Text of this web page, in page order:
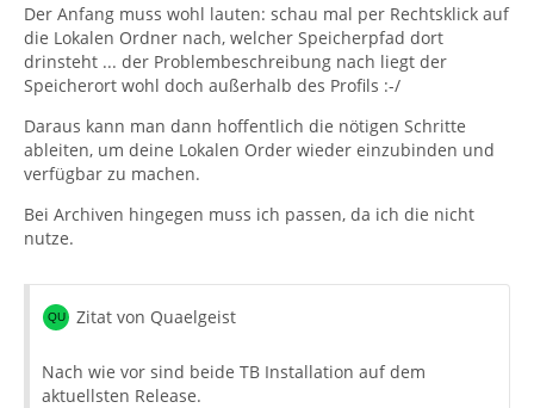
Der Anfang muss wohl lauten: schau mal per Rechtsklick auf
die Lokalen Ordner nach, welcher Speicherpfad dort
drinsteht ... der Problembeschreibung nach liegt der
Speicherort wohl doch außerhalb des Profils :-/
Daraus kann man dann hoffentlich die nötigen Schritte
ableiten, um deine Lokalen Order wieder einzubinden und
verfügbar zu machen.
Bei Archiven hingegen muss ich passen, da ich die nicht
nutze.
Zitat von Quaelgeist
Nach wie vor sind beide TB Installation auf dem
aktuellsten Release.